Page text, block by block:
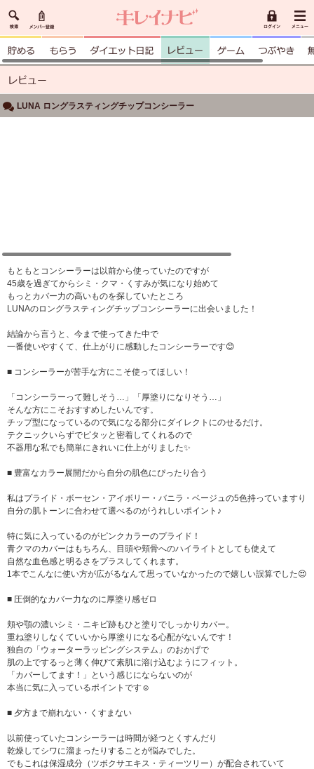
LUNA ロングラスティングチップコンシーラー
もともとコンシーラーは以前から使っていたのですが
45歳を過ぎてからシミ・クマ・くすみが気になり始めて
もっとカバー力の高いものを探していたところ
LUNAのロングラスティングチップコンシーラーに出会いました！
結論から言うと、今まで使ってきた中で
一番使いやすくて、仕上がりに感動したコンシーラーです😊
■ コンシーラーが苦手な方にこそ使ってほしい！
「コンシーラーって難しそう…」「厚塗りになりそう…」
そんな方にこそおすすめしたいんです。
チップ型になっているので気になる部分にダイレクトにのせるだけ。
テクニックいらずでピタッと密着してくれるので
不器用な私でも簡単にきれいに仕上がりました✨
■ 豊富なカラー展開だから自分の肌色にぴったり合う
私はプライド・ボーセン・アイボリー・バニラ・ベージュの5色持っていますり
自分の肌トーンに合わせて選べるのがうれしいポイント♪
特に気に入っているのがピンクカラーのプライド！
青クマのカバーはもちろん、目頭や頬骨へのハイライトとしても使えて
自然な血色感と明るさをプラスしてくれます。
1本でこんなに使い方が広がるなんて思っていなかったので嬉しい誤算でした😍
■ 圧倒的なカバー力なのに厚塗り感ゼロ
頬や顎の濃いシミ・ニキビ跡もひと塗りでしっかりカバー。
重ね塗りしなくていいから厚塗りになる心配がないんです！
独自の「ウォーターラッピングシステム」のおかげで
肌の上でするっと薄く伸びて素肌に溶け込むようにフィット。
「カバーしてます！」という感じにならないのが
本当に気に入っているポイントです☺️
■ 夕方まで崩れない・くすまない
以前使っていたコンシーラーは時間が経つとくすんだり
乾燥してシワに溜まったりすることが悩みでした。
でもこれは保湿成分（ツボクサエキス・ティーツリー）が配合されていて